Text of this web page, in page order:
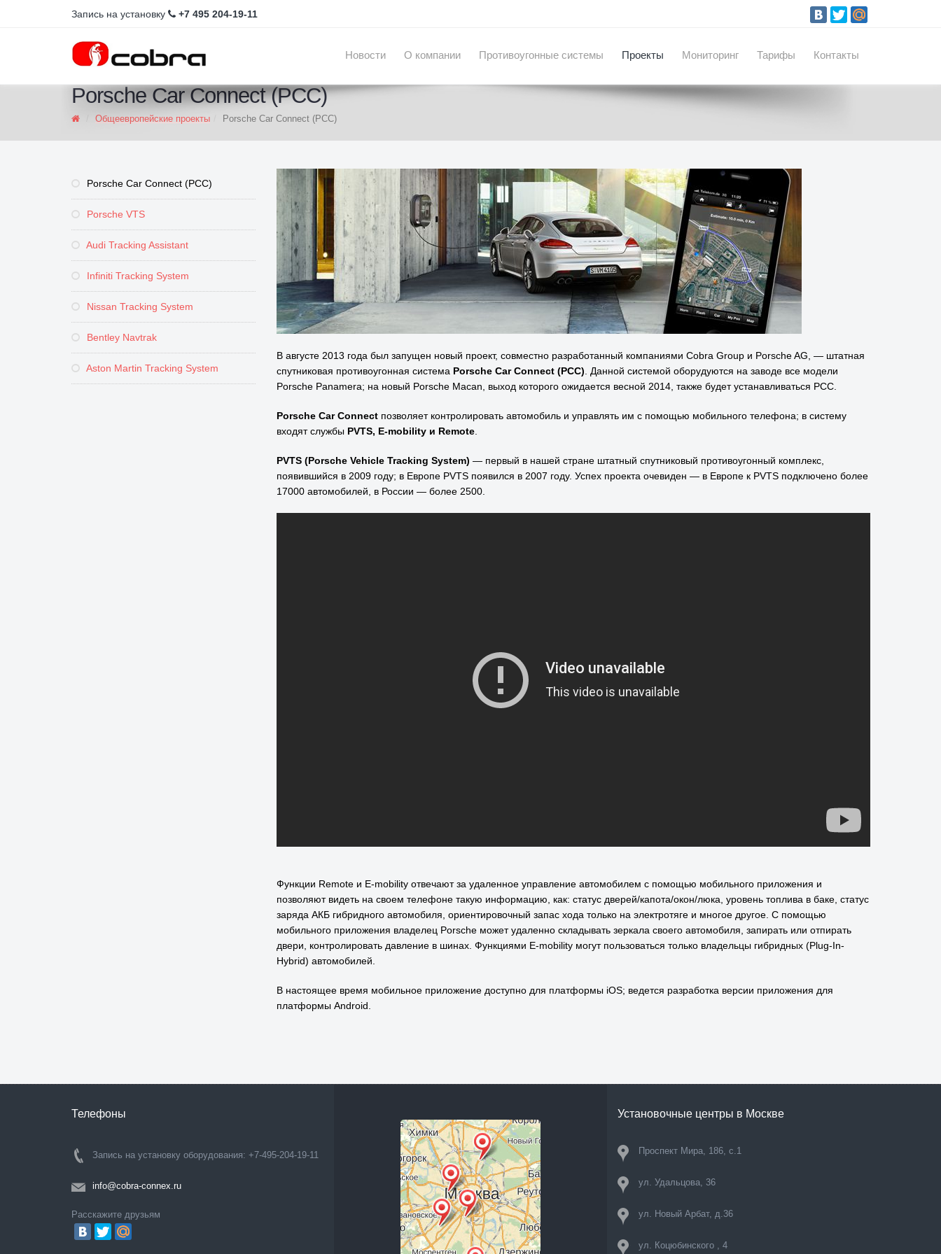
Запись на установку +7 495 204-19-11
Новости О компании Противоугонные системы Проекты Мониторинг Тарифы Контакты
Porsche Car Connect (PCC)
Общеевропейские проекты Porsche Car Connect (PCC)
Porsche Car Connect (PCC)
Porsche VTS
Audi Tracking Assistant
Infiniti Tracking System
Nissan Tracking System
Bentley Navtrak
Aston Martin Tracking System
В августе 2013 года был запущен новый проект, совместно разработанный компаниями Cobra Group и Porsche AG, — штатная
спутниковая противоугонная система Porsche Car Connect (PCC) . Данной системой оборудуются на заводе все модели
Porsche Panamera; на новый Porsche Macan, выход которого ожидается весной 2014, также будет устанавливаться PCC.
Porsche Car Connectпозволяет контролировать автомобиль и управлять им с помощью мобильного телефона; в систему
входят службы PVTS, E-mobility и Remote.
PVTS (Porsche Vehicle Tracking System) — первый в нашей стране штатный спутниковый противоугонный комплекс,
появившийся в 2009 году; в Европе PVTS появился в 2007 году. Успех проекта очевиден — в Европе к PVTS подключено более
17000 автомобилей, в России — более 2500.
Функции Remote и E-mobility отвечают за удаленное управление автомобилем с помощью мобильного приложения и
позволяют видеть на своем телефоне такую информацию, как: статус дверей/капота/окон/люка, уровень топлива в баке, статус
заряда АКБ гибридного автомобиля, ориентировочный запас хода только на электротяге и многое другое. С помощью
мобильного приложения владелец Porsche может удаленно складывать зеркала своего автомобиля, запирать или отпирать
двери, контролировать давление в шинах. Функциями E-mobility могут пользоваться только владельцы гибридных (Plug-In-
Hybrid) автомобилей.
В настоящее время мобильное приложение доступно для платформы iOS; ведется разработка версии приложения для
платформы Android.
Телефоны
Запись на установку оборудования: +7-495-204-19-11
info@cobra-connex.ru
Расскажите друзьям
Установочные центры в Москве
Проспект Мира, 186, с.1
ул. Удальцова, 36
ул. Новый Арбат, д.36
ул. Коцюбинского , 4